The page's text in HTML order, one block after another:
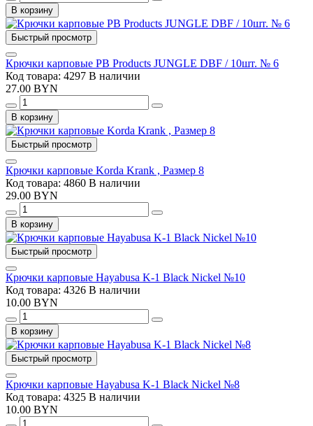
В корзину
Быстрый просмотр
Крючки карповые PB Products JUNGLE DBF / 10шт. № 6
Код товара: 4297 В наличии
27.00 BYN
В корзину
Быстрый просмотр
Крючки карповые Korda Krank , Размер 8
Код товара: 4860 В наличии
29.00 BYN
В корзину
Быстрый просмотр
Крючки карповые Hayabusa K-1 Black Nickel №10
Код товара: 4326 В наличии
10.00 BYN
В корзину
Быстрый просмотр
Крючки карповые Hayabusa K-1 Black Nickel №8
Код товара: 4325 В наличии
10.00 BYN